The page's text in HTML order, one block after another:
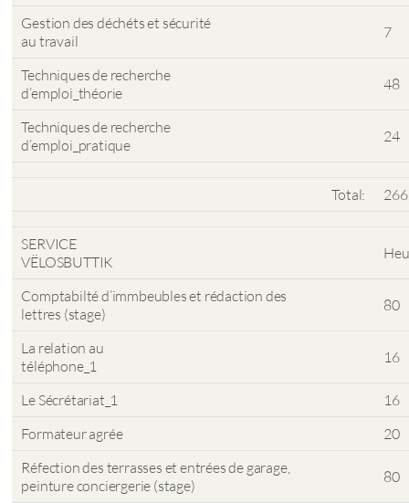
Gestion des déchéts et sécurité
au travail
7
Techniques de recherche
d’emploi_théorie
48
Techniques de recherche
d’emploi_pratique
24
Total:
SERVICE
VËLOSBUTTIK
Comptabilté d’immbeubles et rédaction des
lettres (stage)
80
La relation au
téléphone_1
16
Le Sécrétariat_1
16
Formateur agrée
20
Réfection des terrasses et entrées de garage,
peinture conciergerie (stage)
80